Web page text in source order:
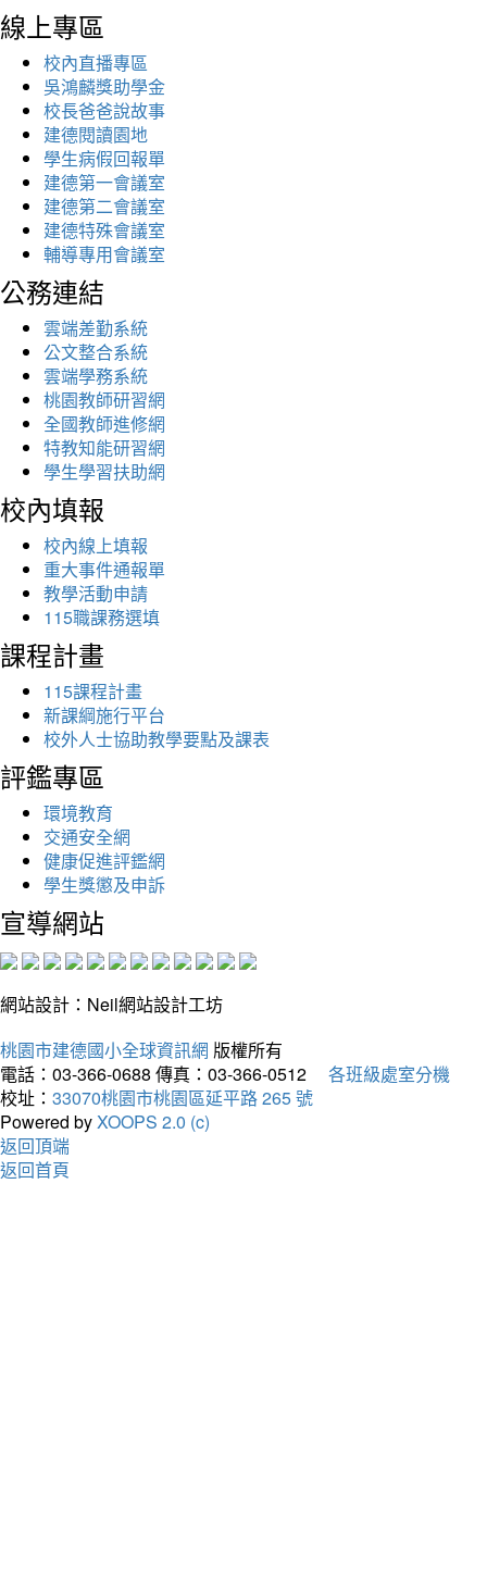
線上專區
校內直播專區
吳鴻麟獎助學金
校長爸爸說故事
建德閱讀園地
學生病假回報單
建德第一會議室
建德第二會議室
建德特殊會議室
輔導專用會議室
公務連結
雲端差勤系統
公文整合系統
雲端學務系統
桃園教師研習網
全國教師進修網
特教知能研習網
學生學習扶助網
校內填報
校內線上填報
重大事件通報單
教學活動申請
115職課務選填
課程計畫
115課程計畫
新課綱施行平台
校外人士協助教學要點及課表
評鑑專區
環境教育
交通安全網
健康促進評鑑網
學生獎懲及申訴
宣導網站
網站設計：Neil網站設計工坊
桃園市建德國小全球資訊網 版權所有
電話：03-366-0688 傳真：03-366-0512
各班級處室分機
校址： 33070桃園市桃園區延平路 265 號
Powered byXOOPS 2.0 (c)
返回頂端
返回首頁